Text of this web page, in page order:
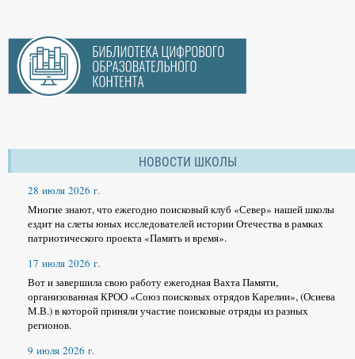
НОВОСТИ ШКОЛЫ
28 июля 2026 г.
Многие знают, что ежегодно поисковый клуб «Север» нашей школы
ездит на слеты юных исследователей истории Отечества в рамках
патриотического проекта «Память и время».
17 июля 2026 г.
Вот и завершила свою работу ежегодная Вахта Памяти,
организованная КРОО «Союз поисковых отрядов Карелии», (Осиева
М.В.) в которой приняли участие поисковые отряды из разных
регионов.
9 июля 2026 г.